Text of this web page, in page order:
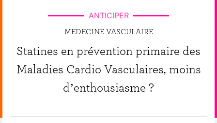
ANTICIPER
MEDECINE VASCULAIRE
Statines en prévention primaire des
Maladies Cardio Vasculaires, moins
d’enthousiasme ?